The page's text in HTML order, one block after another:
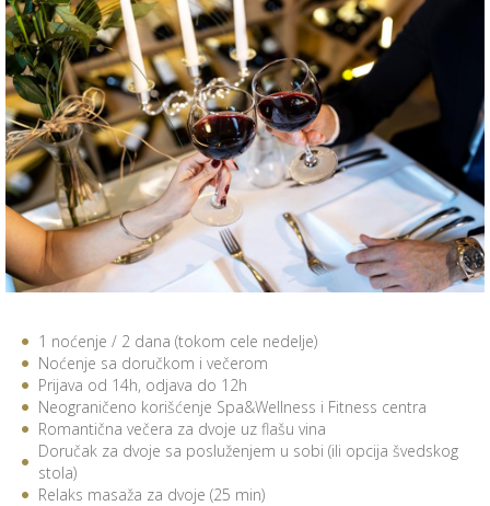
1 noćenje / 2 dana (tokom cele nedelje)
Noćenje sa doručkom i večerom
Prijava od 14h, odjava do 12h
Neograničeno korišćenje Spa&Wellness i Fitness centra
Romantična večera za dvoje uz flašu vina
Doručak za dvoje sa posluženjem u sobi (ili opcija švedskog
stola)
Relaks masaža za dvoje (25 min)